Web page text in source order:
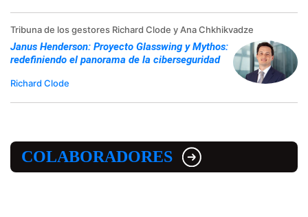
Tribuna de los gestores Richard Clode y Ana Chkhikvadze
Janus Henderson: Proyecto Glasswing y Mythos:
redefiniendo el panorama de la ciberseguridad
Richard Clode
COLABORADORES